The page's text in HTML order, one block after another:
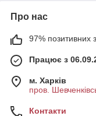
Про нас
97% позитивних з
Працює з
м. Харків
пров.
Контакти